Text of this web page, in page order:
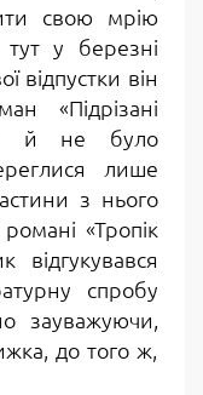
свою мрію
у березні
відпустки він
«Підрізані
й не було
лише
з нього
«Тропік
відгукувався
спробу
зауважуючи,
до того ж,